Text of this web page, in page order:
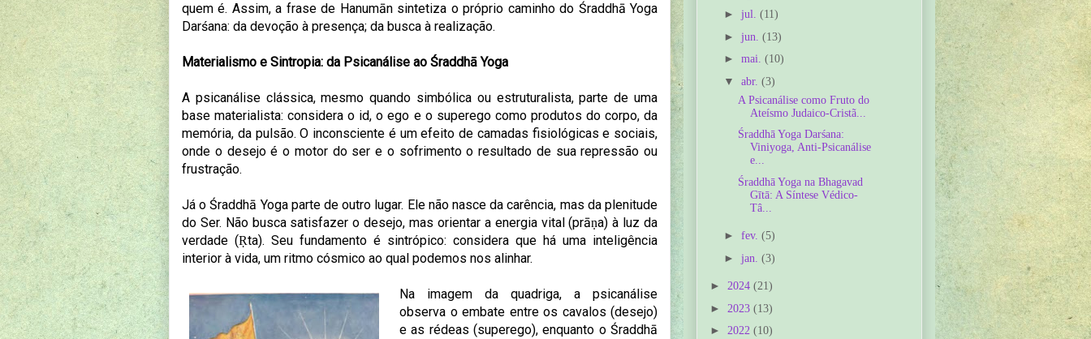
quem é. Assim, a frase de Hanumān sintetiza o próprio caminho do Śraddhā Yoga
Darśana: da devoção à presença; da busca à realização.
Materialismo e Sintropia: da Psicanálise ao Śraddhā Yoga
A psicanálise clássica, mesmo quando simbólica ou estruturalista, parte de uma
base materialista: considera o id, o ego e o superego como produtos do corpo, da
memória, da pulsão. O inconsciente é um efeito de camadas fisiológicas e sociais,
onde o desejo é o motor do ser e o sofrimento o resultado de sua repressão ou
frustração.
Já o Śraddhā Yoga parte de outro lugar. Ele não nasce da carência, mas da plenitude
do Ser. Não busca satisfazer o desejo, mas orientar a energia vital (prāṇa) à luz da
verdade (Ṛta). Seu fundamento é sintrópico: considera que há uma inteligência
interior à vida, um ritmo cósmico ao qual podemos nos alinhar.
Na imagem da quadriga, a psicanálise
observa o embate entre os cavalos (desejo)
e as rédeas (superego), enquanto o Śraddhā
► jul. (11)
► jun. (13)
► mai. (10)
▼ abr. (3)
A Psicanálise como Fruto do
Ateísmo Judaico-Cristã...
Śraddhā Yoga Darśana:
Viniyoga, Anti-Psicanálise
e...
Śraddhā Yoga na Bhagavad
Gītā: A Síntese Védico-
Tâ...
► fev. (5)
► jan. (3)
► 2024 (21)
► 2023 (13)
► 2022 (10)